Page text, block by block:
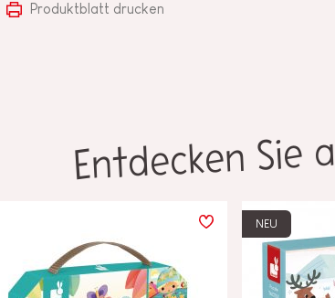
Produktblatt drucken
Entdecken Sie
NEU